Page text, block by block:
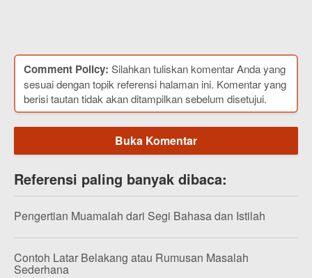
Comment Policy: Silahkan tuliskan komentar Anda yang
sesuai dengan topik referensi halaman ini. Komentar yang
berisi tautan tidak akan ditampilkan sebelum disetujui.
Buka Komentar
Referensi paling banyak dibaca:
Pengertian Muamalah dari Segi Bahasa dan Istilah
Contoh Latar Belakang atau Rumusan Masalah
Sederhana